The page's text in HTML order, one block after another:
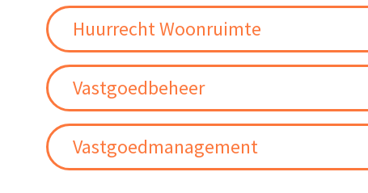
Huurrecht Woonruimte
Vastgoedbeheer
Vastgoedmanagement